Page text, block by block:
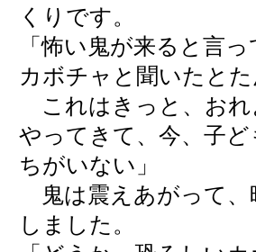
くりです。
「怖い鬼が来ると言
カボチャと聞いたと
これはきっと、おれ
やってきて、今、子
ちがいない」
鬼は震えあがって、
しました。